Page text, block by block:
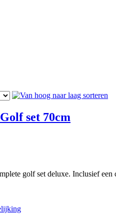
set 70cm
golf set deluxe. Inclusief